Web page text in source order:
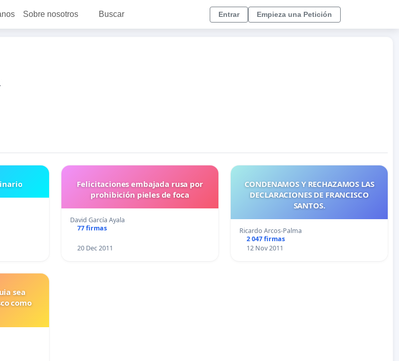
Sobre nosotros Buscar Entrar Empieza una Petición
Felicitaciones embajada rusa por
prohibición pieles de foca
David García Ayala
77 firmas
20 Dec 2011
CONDENAMOS Y RECHAZAMOS LAS
DECLARACIONES DE FRANCISCO
SANTOS.
Ricardo Arcos-Palma
2 047 firmas
12 Nov 2011
sea
como